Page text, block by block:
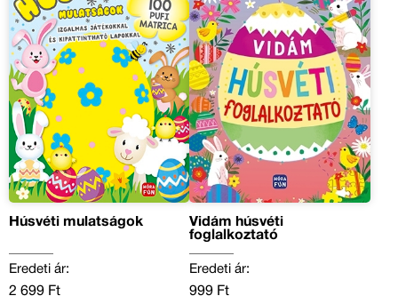
Húsvéti mulatságok
Eredeti ár:
2 699 Ft
Vidám húsvéti
foglalkoztató
Eredeti ár:
999 Ft